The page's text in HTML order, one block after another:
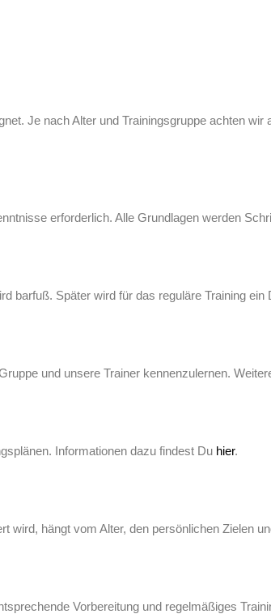
Je nach Alter und Trainingsgruppe achten
erforderlich. Alle Grundlagen werden
barfuß. Später wird für das reguläre Training
und unsere Trainer kennenzulernen.
Informationen dazu findest Du hier.
wird, hängt vom Alter, den persönlichen Zielen
Vorbereitung und regelmäßiges